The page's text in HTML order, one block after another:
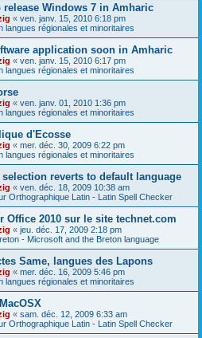
Windows 7 in Amharic
« ven. janv. 15, 2010 6:18 pm
langues régionales et minoritaires
application soon in Amharic
« ven. janv. 15, 2010 6:17 pm
langues régionales et minoritaires
« ven. janv. 01, 2010 1:36 pm
langues régionales et minoritaires
d'Ecosse
« mer. déc. 30, 2009 6:22 pm
langues régionales et minoritaires
selection reverts to default language
« ven. déc. 18, 2009 10:38 am
Orthographique Latin - Latin Spell Checker
Office 2010 sur le site technet.com
« jeu. déc. 17, 2009 2:18 pm
- Microsoft and the Breton language
Same, langues des Lapons
« mer. déc. 16, 2009 5:46 pm
langues régionales et minoritaires
« sam. déc. 12, 2009 6:33 am
Orthographique Latin - Latin Spell Checker